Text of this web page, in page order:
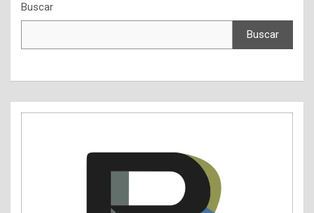
Buscar
Buscar